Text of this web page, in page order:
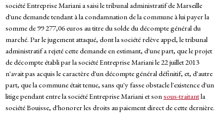
société Entreprise Mariani a saisi le tribunal administratif de Marseille
d'une demande tendant à la condamnation de la commune à lui payer la
somme de 99 277,06 euros au titre du solde du décompte général du
marché. Par le jugement attaqué, dont la société relève appel, le tribunal
administratif a rejeté cette demande en estimant, d'une part, que le projet
de décompte établi par la société Entreprise Mariani le 22 juillet 2013
n'avait pas acquis le caractère d'un décompte général définitif, et, d'autre
part, que la commune était tenue, sans qu'y fasse obstacle l'existence d'un
litige pendant entre la société Entreprise Mariani et sonsous-traitantla
société Bouisse, d'honorer les droits au paiement direct de cette dernière.